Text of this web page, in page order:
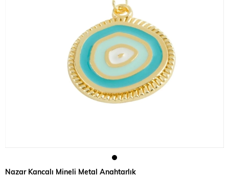
Nazar Kancalı Mineli Metal Anahtarlık